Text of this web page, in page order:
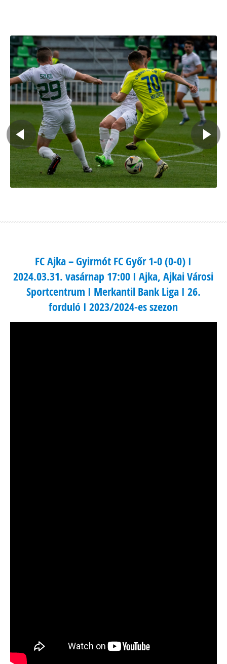
FC Ajka – Gyirmót FC Győr 1-0 (0-0) I
2024.03.31. vasárnap 17:00 I Ajka, Ajkai Városi
Sportcentrum I Merkantil Bank Liga I 26.
forduló I 2023/2024-es szezon